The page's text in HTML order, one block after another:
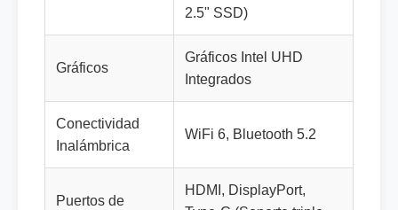
2.5" SSD)
Gráficos
Gráficos Intel UHD
Integrados
Conectividad
Inalámbrica
WiFi 6, Bluetooth 5.2
Puertos de
HDMI, DisplayPort,